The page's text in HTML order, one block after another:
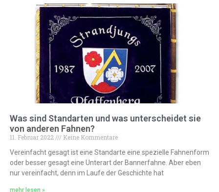
Was sind Standarten und was unterscheidet sie
von anderen Fahnen?
11. Februar 2022
Keine Kommentare
Vereinfacht gesagt ist eine Standarte eine spezielle Fahnenform
oder besser gesagt eine Unterart der Bannerfahne. Aber eben
nur vereinfacht, denn im Laufe der Geschichte hat
mehr lesen »